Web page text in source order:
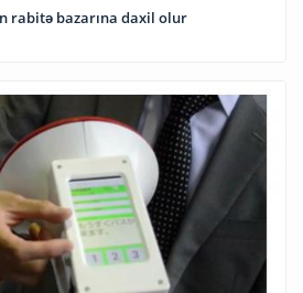
rabitə bazarına daxil olur